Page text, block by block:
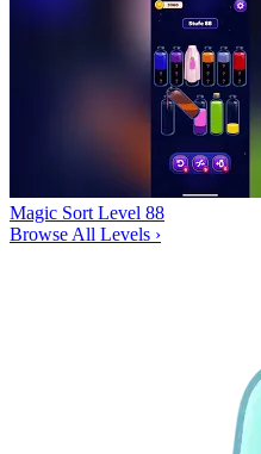
Magic Sort Level 88
Browse All Levels ›